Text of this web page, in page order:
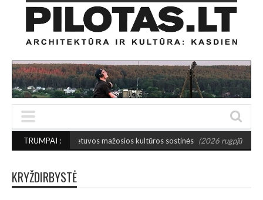
TRUMPAI :
2027-ųjų Lietuvos mažosios kultūros sostinės (2026 rugpjūčio 7)
KRYŽDIRBYSTĖ